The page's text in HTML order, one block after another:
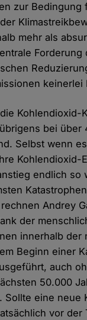
zur Bedingung
mehr als
Forderung
keinerlei
Kohlendioxid-
bei über
Selbst wenn
Kohlendioxid-
endlich so
Andrey
der
innerhalb der
Beginn einer
auch
50.000
Sollte eine neue
vor der